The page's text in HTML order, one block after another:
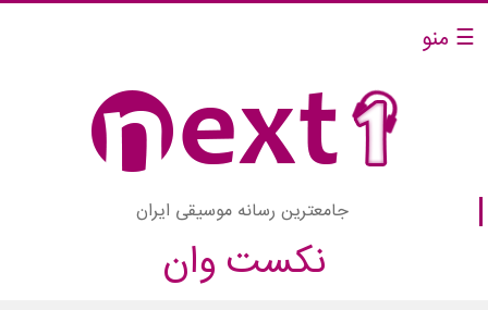
☰ منو
جامعترین رسانه موسیقی ایران
نکست وان